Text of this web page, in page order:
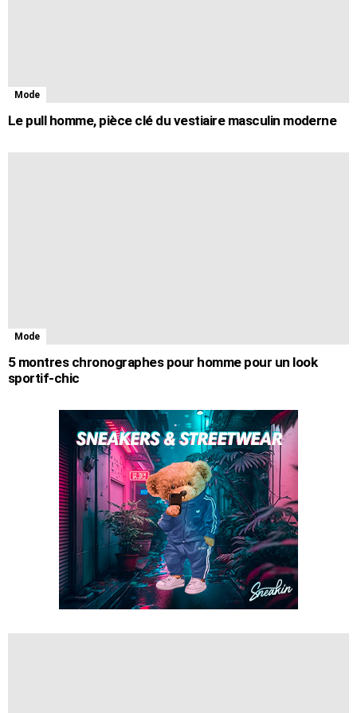
Mode
Le pull homme, pièce clé du vestiaire masculin moderne
Mode
5 montres chronographes pour homme pour un look
sportif-chic